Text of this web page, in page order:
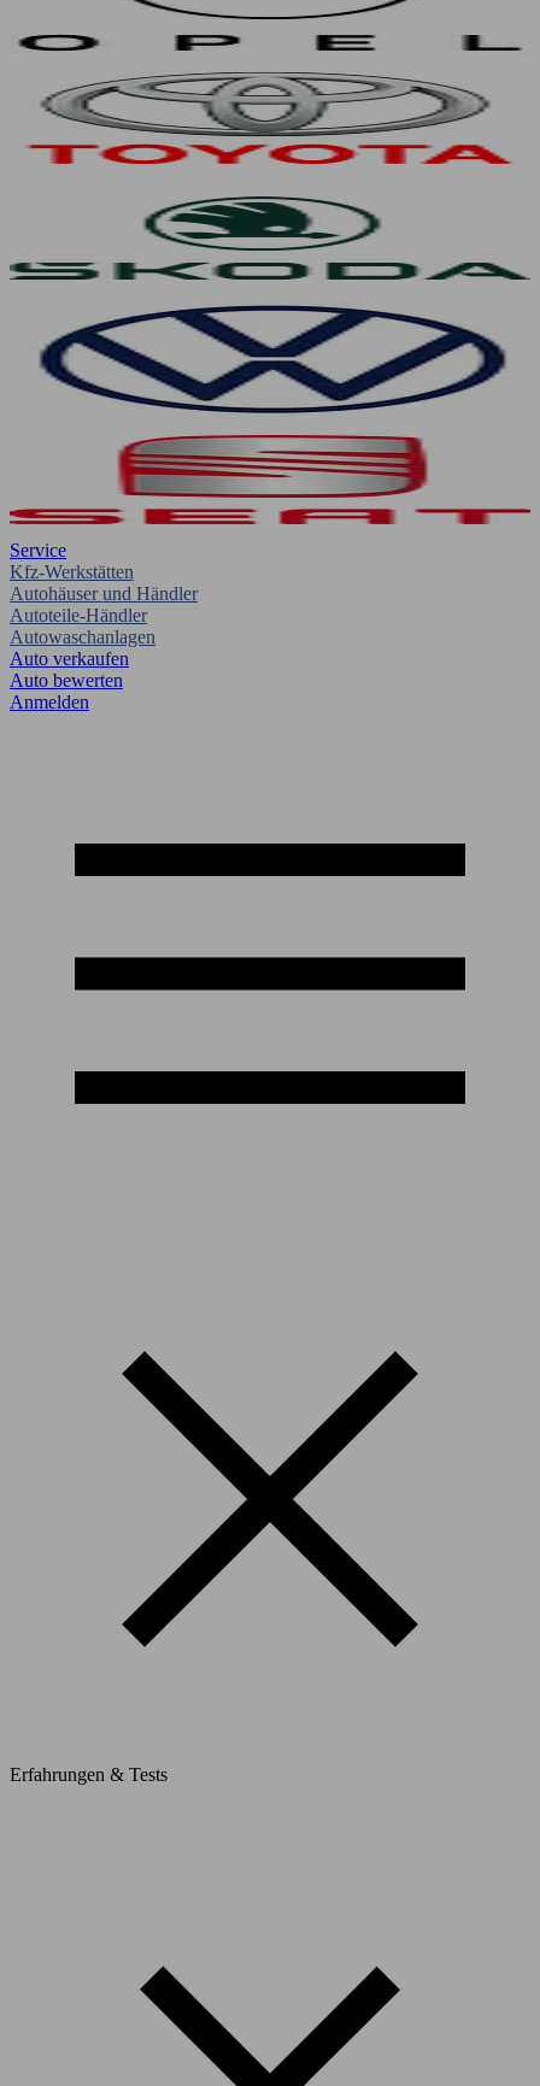
Service
Kfz-Werkstätten
Autohäuser und Händler
Autoteile-Händler
Autowaschanlagen
Auto verkaufen
Auto bewerten
Anmelden
Erfahrungen & Tests